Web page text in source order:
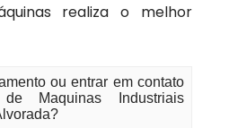
realiza o melhor
ou entrar em contato
Maquinas Industriais